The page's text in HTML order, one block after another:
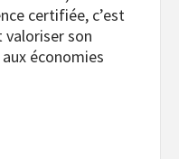
certifiée, c’est
son
économies